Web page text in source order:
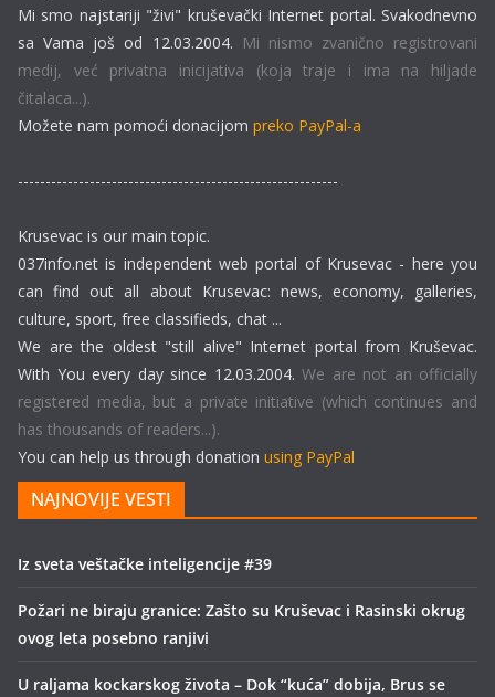
Mi smo najstariji "živi" kruševački Internet portal. Svakodnevno
sa Vama još od 12.03.2004. Mi nismo zvanično registrovani
medij, već privatna inicijativa (koja traje i ima na hiljade
čitalaca...).
Možete nam pomoći donacijom preko PayPal-a
----------------------------------------------------------
Krusevac is our main topic.
037info.net is independent web portal of Krusevac - here you
can find out all about Krusevac: news, economy, galleries,
culture, sport, free classifieds, chat ...
We are the oldest "still alive" Internet portal from Kruševac.
With You every day since 12.03.2004. We are not an officially
registered media, but a private initiative (which continues and
has thousands of readers...).
You can help us through donation using PayPal
NAJNOVIJE VESTI
Iz sveta veštačke inteligencije #39
Požari ne biraju granice: Zašto su Kruševac i Rasinski okrug
ovog leta posebno ranjivi
U raljama kockarskog života – Dok “kuća” dobija, Brus se